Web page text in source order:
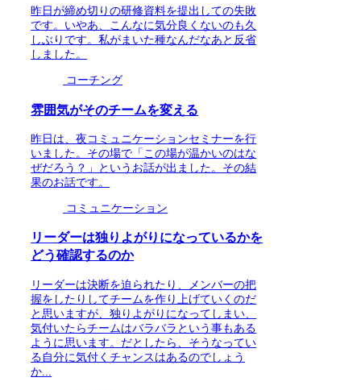
昨日が締め切りの研修資料を提出しての失敗
です。いやあ、こんなに気分良くないのも久
しぶりです。私がまいた種なんだなあと反省
しました。
コーチング
雰囲気がそのチームを変える
昨日は、夜コミュニケーションセミナーを行
いました。その場で「この場が温かいのはな
ぜだろう？」というお話が出ました。その結
果のお話です。
コミュニケーション
リーダーは独りよがりになっているかを
どう確認するのか
リーダーは決断を迫られたり、メンバーの把
握をしたりしてチームを作り上げていくのだ
と思いますが、独りよがりになってしまい、
気付いたらチームはバラバラという事もある
ように思います。だとしたら、そうなってい
る自分に気付くチャンスはあるのでしょう
か...